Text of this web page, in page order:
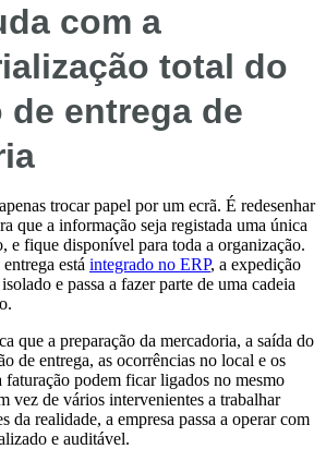
com a
total do
de entrega de
trocar papel por um ecrã. É redesenhar
que a informação seja registada uma única
e fique disponível para toda a organização.
está integrado no ERP, a expedição
e passa a fazer parte de uma cadeia
que a preparação da mercadoria, a saída do
de entrega, as ocorrências no local e os
faturação podem ficar ligados no mesmo
vez de vários intervenientes a trabalhar
da realidade, a empresa passa a operar com
e auditável.